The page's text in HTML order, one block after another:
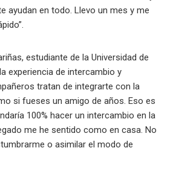
ayudan en todo. Llevo un mes y me
estudiante de la Universidad de
experiencia de intercambio y
tratan de integrarte con la
si fueses un amigo de años. Eso es
100% hacer un intercambio en la
me he sentido como en casa. No
o asimilar el modo de